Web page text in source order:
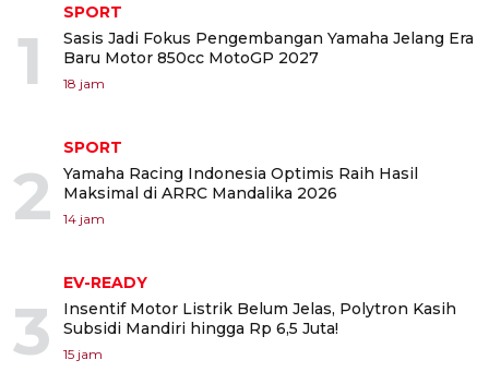
1
SPORT
Sasis Jadi Fokus Pengembangan Yamaha Jelang Era
Baru Motor 850cc MotoGP 2027
18 jam
2
SPORT
Yamaha Racing Indonesia Optimis Raih Hasil
Maksimal di ARRC Mandalika 2026
14 jam
3
EV-READY
Insentif Motor Listrik Belum Jelas, Polytron Kasih
Subsidi Mandiri hingga Rp 6,5 Juta!
15 jam